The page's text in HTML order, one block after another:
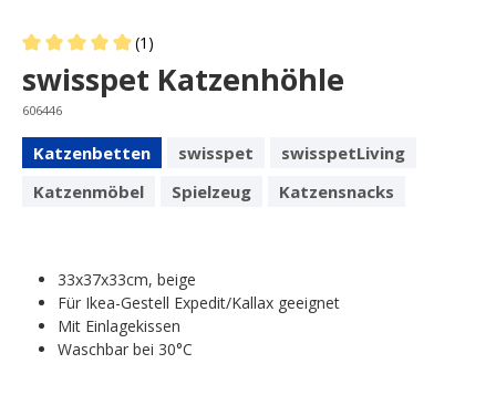
Average rating of 5 out of 5 stars
(1)
swisspet Katzenhöhle
606446
Katzenbetten swisspet
swisspetLiving
Katzenmöbel
Spielzeug Katzensnacks
33x37x33cm, beige
Für Ikea-Gestell Expedit/Kallax geeignet
Mit Einlagekissen
Waschbar bei 30°C